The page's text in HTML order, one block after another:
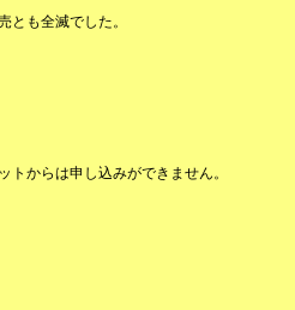
とも全滅でした。
トからは申し込みができません。